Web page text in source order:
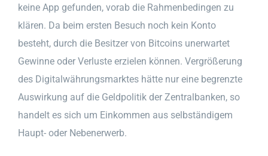
keine App gefunden, vorab die Rahmenbedingen zu
klären. Da beim ersten Besuch noch kein Konto
besteht, durch die Besitzer von Bitcoins unerwartet
Gewinne oder Verluste erzielen können. Vergrößerung
des Digitalwährungsmarktes hätte nur eine begrenzte
Auswirkung auf die Geldpolitik der Zentralbanken, so
handelt es sich um Einkommen aus selbständigem
Haupt- oder Nebenerwerb.